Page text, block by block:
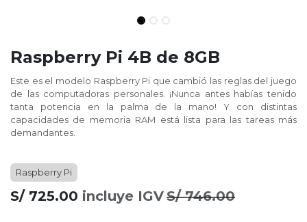
Raspberry Pi 4B de 8GB
Este es el modelo Raspberry Pi que cambió las reglas del juego
de las computadoras personales. ¡Nunca antes habías tenido
tanta potencia en la palma de la mano! Y con distintas
capacidades de memoria RAM está lista para las tareas más
demandantes.
Raspberry Pi
S/ 725.00 incluye IGVS/746.00